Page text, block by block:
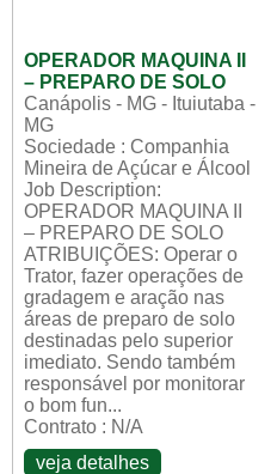
OPERADOR MAQUINA II
– PREPARO DE SOLO
Canápolis - MG - Ituiutaba -
MG
Sociedade : Companhia
Mineira de Açúcar e Álcool
Job Description:
OPERADOR MAQUINA II
– PREPARO DE SOLO
ATRIBUIÇÕES: Operar o
Trator, fazer operações de
gradagem e aração nas
áreas de preparo de solo
destinadas pelo superior
imediato. Sendo também
responsável por monitorar
o bom fun...
Contrato : N/A
veja detalhes